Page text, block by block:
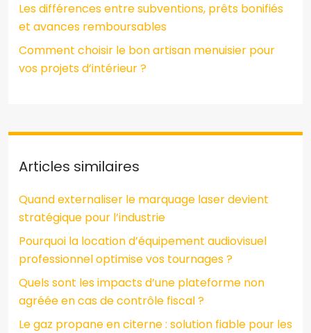
Les différences entre subventions, prêts bonifiés
et avances remboursables
Comment choisir le bon artisan menuisier pour
vos projets d’intérieur ?
Articles similaires
Quand externaliser le marquage laser devient
stratégique pour l’industrie
Pourquoi la location d’équipement audiovisuel
professionnel optimise vos tournages ?
Quels sont les impacts d’une plateforme non
agréée en cas de contrôle fiscal ?
Le gaz propane en citerne : solution fiable pour les